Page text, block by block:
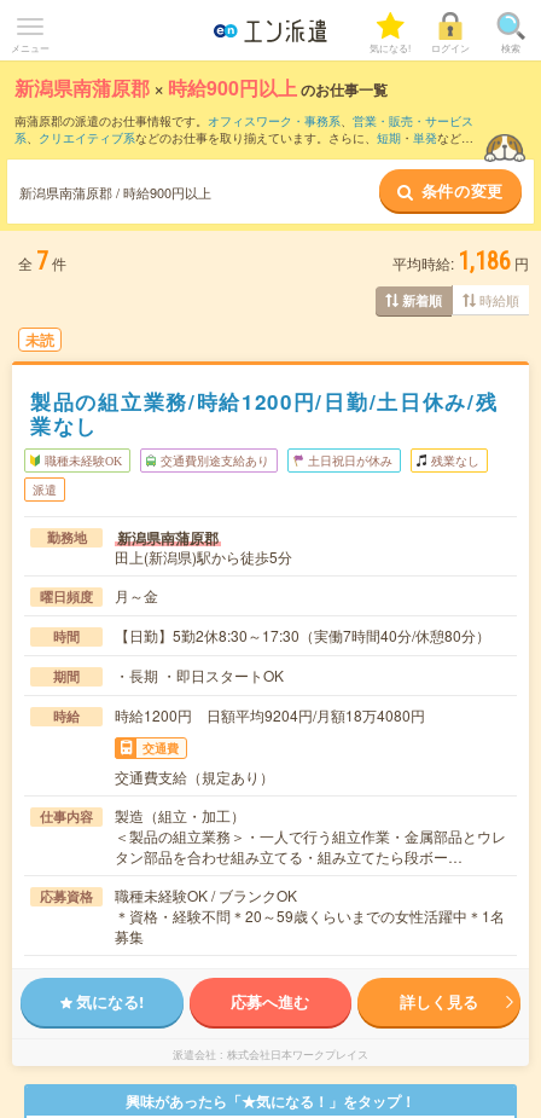
メニュー 気になる! ログイン 検索
新潟県南蒲原郡 × 時給900円以上のお仕事一覧
南蒲原郡の派遣のお仕事情報です。 オフィスワーク・事務系、 営業・販売・サービス
系、 クリエイティブ系などのお仕事を取り揃えています。さらに、 短期 ・ 単発などの
時給1100円以上・ 1800円以上の求人はこちら
当サイトでは法令を遵守し、最低賃金以上の求人のみを掲載しています。
新潟県南蒲原郡 / 時給900円以上 条件の変更
全 7件 平均時給: 1,186 円
新着順 時給順
未読
製品の組立業務/時給1200円/日勤/土日休み/残
業なし
職種未経験OK 交通費別途支給あり 土日祝日が休み 残業なし
派遣
勤務地 新潟県南蒲原郡
田上(新潟県)駅から徒歩5分
曜日頻度 月～金
時間 【日勤】5勤2休8:30～17:30（実働7時間40分/休憩80分）
期間 ・長期 ・即日スタートOK
時給 時給1200円 日額平均9204円/月額18万4080円
交通費
交通費支給（規定あり）
仕事内容
製造（組立・加工）
＜製品の組立業務＞・一人で行う組立作業・金属部品とウレ
タン部品を合わせ組み立てる・組み立てたら段ボー…
応募資格
職種未経験OK / ブランクOK
＊資格・経験不問＊20～59歳くらいまでの女性活躍中＊1名
募集
気になる! 応募へ進む 詳しく見る
派遣会社 株式会社日本ワークプレイス
興味があったら「★気になる！」をタップ！